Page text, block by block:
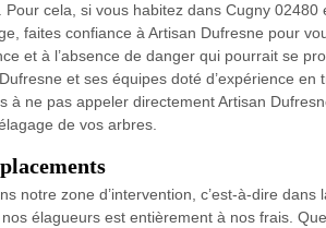
cela, si vous habitez dans Cugny 02480
faites confiance à Artisan Dufresne pour
et à l’absence de danger qui pourrait se
et ses équipes doté d’expérience en
à ne pas appeler directement Artisan
de vos arbres.
notre zone d’intervention, c’est-à-dire
élagueurs est entièrement à nos frais.